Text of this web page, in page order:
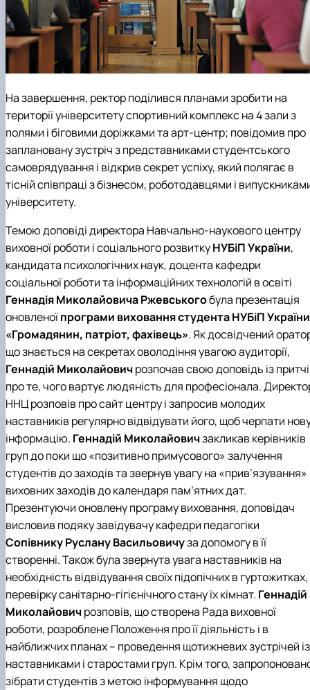
На завершення, ректор поділився планами зробити на
території університету спортивний комплекс на 4 зали з
полями і біговими доріжками та арт-центр; повідомив про
заплановану зустріч з представниками студентського
самоврядування і відкрив секрет успіху, який полягає в
тісній співпраці з бізнесом, роботодавцями і
університету.
Темою доповіді директора Навчально-наукового центру
виховної роботи і соціального розвиткуНУБіП України,
кандидата психологічних наук, доцента кафедри
соціальної роботи та інформаційних технологій в освіті
Геннадія Миколайовича Ржевськогобула презентація
оновленоїпрограми виховання студента НУБіП України
«Громадянин, патріот, фахівець». Як досвідчений
що знається на секретах оволодіння увагою аудиторії,
Геннадій Миколайовичрозпочав свою доповідь із притчі
про те, чого вартує людяність для професіонала.
ННЦ розповів про сайт центру і запросив молодих
наставників регулярно відвідувати його, щоб черпати
інформацію. Геннадій Миколайовичзакликав керівників
груп до поки що «позитивно примусового» залучення
студентів до заходів та звернув увагу на «прив’язування»
виховних заходів до календаря пам’ятних дат.
Презентуючи оновлену програму виховання, доповідач
висловив подяку завідувачукафедри педагогіки
Сопівнику Руслану Васильовичуза допомогу в її
створенні. Також була звернута увага наставників на
необхідність відвідування своїх підопічних в гуртожитках,
перевірку санітарно-гігієнічного стану їх кімнат. Геннадій
Миколайовичрозповів, що створена Рада виховної
роботи, розроблене Положення про її діяльність і в
найближчих планах – проведення щотижневих зустрічей із
наставниками і старостами груп. Крім того,
зібрати студентів з метою інформування щодо